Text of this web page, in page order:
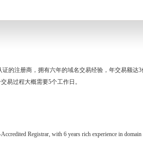
的注册商，拥有六年的域名交易经验，年交易额达
易过程大概需要5个工作日。
Registrar, with 6 years rich experience in domain